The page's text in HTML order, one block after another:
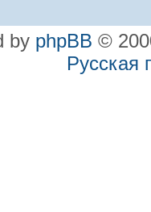
by phpBB ©
Русская